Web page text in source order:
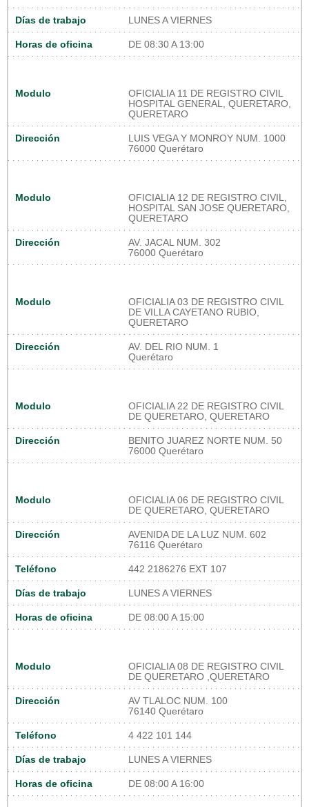
Días de trabajo LUNES A VIERNES
Horas de oficina DE 08:30 A 13:00
Modulo
OFICIALIA 11 DE REGISTRO CIVIL
HOSPITAL GENERAL, QUERETARO,
QUERETARO
Dirección
LUIS VEGA Y MONROY NUM. 1000
76000 Querétaro
Modulo
OFICIALIA 12 DE REGISTRO CIVIL,
HOSPITAL SAN JOSE QUERETARO,
QUERETARO
Dirección
AV. JACAL NUM. 302
76000 Querétaro
Modulo
OFICIALIA 03 DE REGISTRO CIVIL
DE VILLA CAYETANO RUBIO,
QUERETARO
Dirección
AV. DEL RIO NUM. 1
Querétaro
Modulo
OFICIALIA 22 DE REGISTRO CIVIL
DE QUERETARO, QUERETARO
Dirección
BENITO JUAREZ NORTE NUM. 50
76000 Querétaro
Modulo
OFICIALIA 06 DE REGISTRO CIVIL
DE QUERETARO, QUERETARO
Dirección
AVENIDA DE LA LUZ NUM. 602
76116 Querétaro
Teléfono 442 2186276 EXT 107
Días de trabajo LUNES A VIERNES
Horas de oficina DE 08:00 A 15:00
Modulo
OFICIALIA 08 DE REGISTRO CIVIL
DE QUERETARO ,QUERETARO
Dirección
AV TLALOC NUM. 100
76140 Querétaro
Teléfono 4 422 101 144
Días de trabajo LUNES A VIERNES
Horas de oficina DE 08:00 A 16:00